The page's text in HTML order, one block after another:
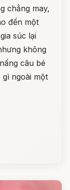
chẳng may,
đến một
súc lại
không
câu bé
ngoài một